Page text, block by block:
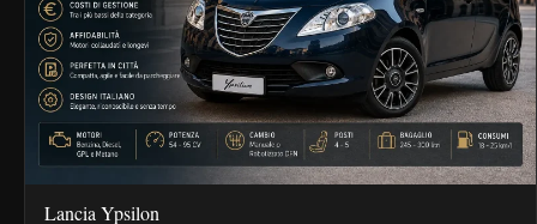
Lancia Ypsilon